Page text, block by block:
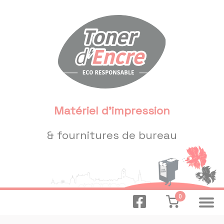
Matériel d'impression
& fournitures de bureau
0